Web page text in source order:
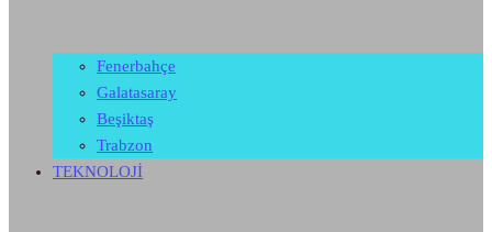
Fenerbahçe
Galatasaray
Beşiktaş
Trabzon
TEKNOLOJİ